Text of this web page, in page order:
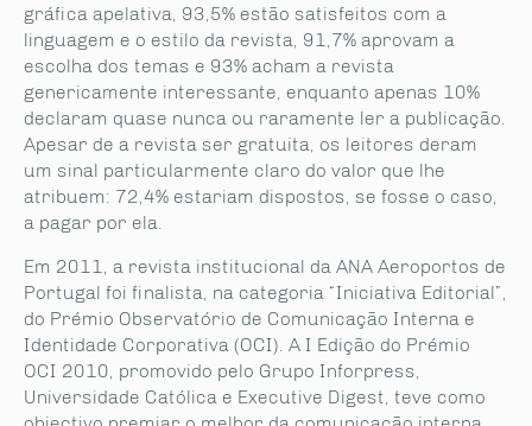
gráfica apelativa, 93,5% estão satisfeitos com a
linguagem e o estilo da revista, 91,7% aprovam a
escolha dos temas e 93% acham a revista
genericamente interessante, enquanto apenas 10%
declaram quase nunca ou raramente ler a publicação.
Apesar de a revista ser gratuita, os leitores deram
um sinal particularmente claro do valor que lhe
atribuem: 72,4% estariam dispostos, se fosse o caso,
a pagar por ela.
Em 2011, a revista institucional da ANA Aeroportos de
Portugal foi finalista, na categoria “Iniciativa Editorial”,
do Prémio Observatório de Comunicação Interna e
Identidade Corporativa (OCI). A I Edição do Prémio
OCI 2010, promovido pelo Grupo Inforpress,
Universidade Católica e Executive Digest, teve como